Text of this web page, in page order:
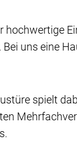
uns eine
spielt